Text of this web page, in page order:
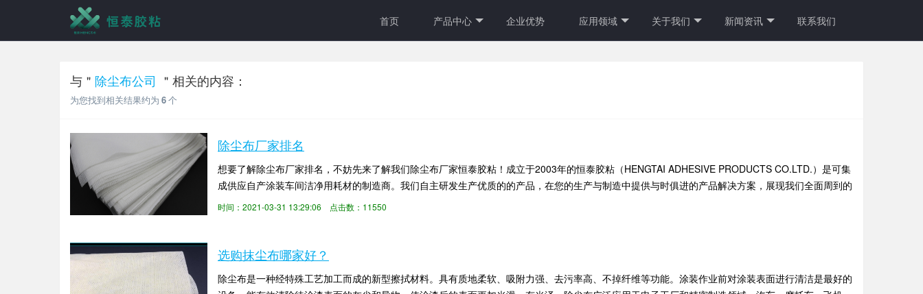
首页 产品中心 企业优势 应用领域 关于我们 新闻资讯 联系我们
与＂ 除尘布公司 ＂相关的内容：
为您找到相关结果约为 6个
除尘布厂家排名
想要了解除尘布厂家排名，不妨先来了解我们除尘布厂家恒泰胶粘！成立于2003年的恒泰胶粘（HENGTAI ADHESIVE PRODUCTS CO.LTD.）是可集
成供应自产涂装车间洁净用耗材的制造商。我们自主研发生产优质的的产品，在您的生产与制造中提供与时俱进的产品解决方案，展现我们全面周到的
人性化...
时间：2021-03-31 13:29:06 点击数：11550
选购抹尘布哪家好？
除尘布是一种经特殊工艺加工而成的新型擦拭材料。具有质地柔软、吸附力强、去污率高、不掉纤维等功能。涂装作业前对涂装表面进行清洁是最好的